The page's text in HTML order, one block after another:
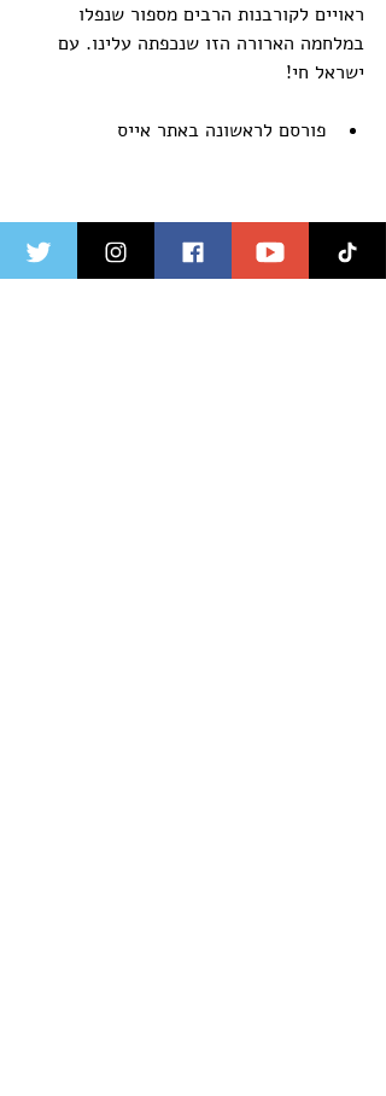
ראויים לקורבנות הרבים מספור שנפלו
במלחמה הארורה הזו שנכפתה עלינו. עם
ישראל חי!
פורסם לראשונה באתר אייס